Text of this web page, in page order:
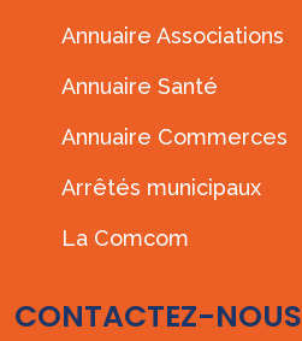
Annuaire Associations
Annuaire Santé
Annuaire Commerces
Arrêtés municipaux
La Comcom
CONTACTEZ-NOUS